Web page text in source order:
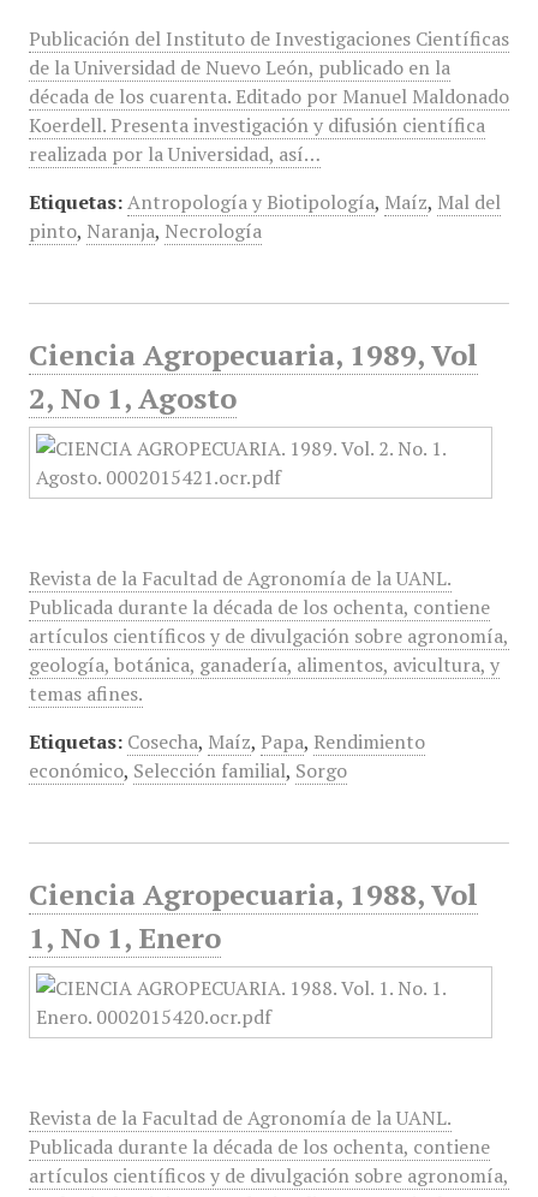
Publicación del Instituto de Investigaciones Científicas
de la Universidad de Nuevo León, publicado en la
década de los cuarenta. Editado por Manuel Maldonado
Koerdell. Presenta investigación y difusión científica
realizada por la Universidad, así…
Etiquetas: Antropología y Biotipología, Maíz, Mal del
pinto, Naranja, Necrología
Ciencia Agropecuaria, 1989, Vol
2, No 1, Agosto
Revista de la Facultad de Agronomía de la UANL.
Publicada durante la década de los ochenta, contiene
artículos científicos y de divulgación sobre agronomía,
geología, botánica, ganadería, alimentos, avicultura, y
temas afines.
Etiquetas: Cosecha, Maíz, Papa, Rendimiento
económico, Selección familial, Sorgo
Ciencia Agropecuaria, 1988, Vol
1, No 1, Enero
Revista de la Facultad de Agronomía de la UANL.
Publicada durante la década de los ochenta, contiene
artículos científicos y de divulgación sobre agronomía,